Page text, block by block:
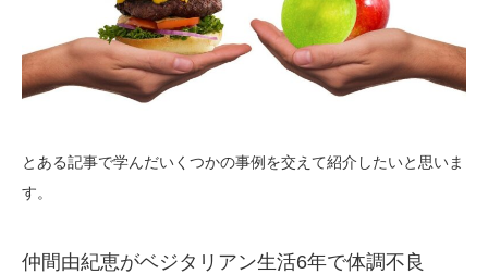
とある記事で学んだいくつかの事例を交えて紹介したいと思いま
す。
仲間由紀恵がベジタリアン生活6年で体調不良